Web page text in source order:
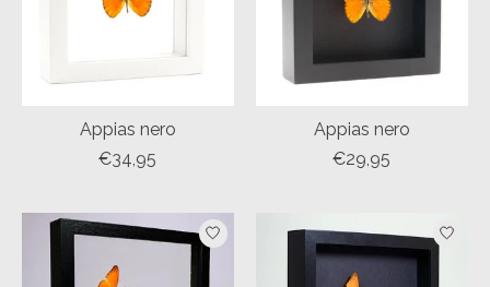
Appias nero
€34,95
Appias nero
€29,95